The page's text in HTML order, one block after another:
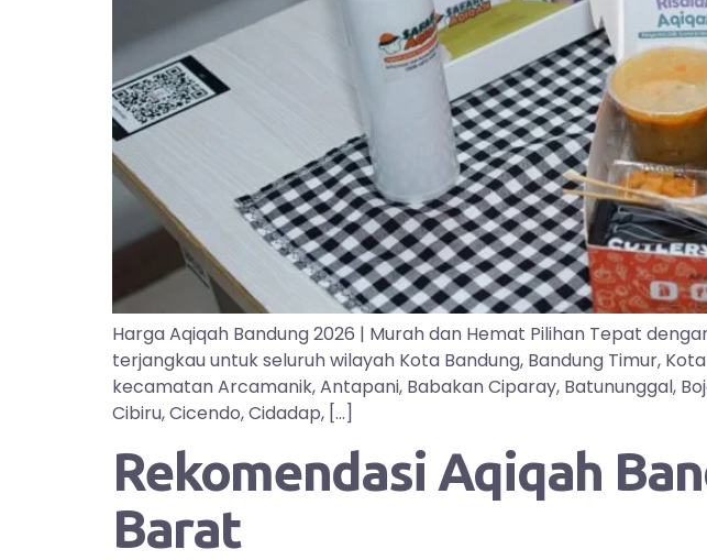
Harga Aqiqah Bandung 2026 | Murah dan Hemat Pilihan Tepat
terjangkau untuk seluruh wilayah Kota Bandung, Bandung Timur,
kecamatan Arcamanik, Antapani, Babakan Ciparay, Batununggal,
Cibiru, Cicendo, Cidadap, […]
Rekomendasi Aqiqah
Barat